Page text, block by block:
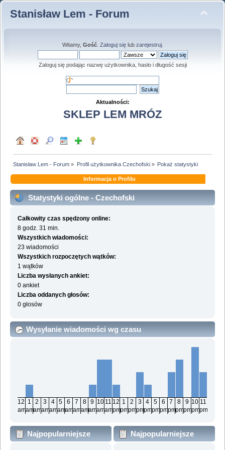
Stanisław Lem - Forum
Witamy, Gość. Zaloguj sięlub zarejestruj.
Zaloguj się podając nazwę użytkownika, hasło i długość sesji
Aktualności:
SKLEP LEM MRÓZ
Stanisław Lem - Forum » Profil użytkownika Czechofski» Pokaż statystyki
Informacja o Profilu
Statystyki ogólne - Czechofski
Całkowity czas spędzony online:
8 godz. 31 min.
Wszystkich wiadomości:
23 wiadomości
Wszystkich rozpoczętych wątków:
1 wątków
Liczba wysłanych ankiet:
0 ankiet
Liczba oddanych głosów:
0 głosów
Wysyłanie wiadomości wg czasu
12
am
1
am
2
am
3
am
4
am
5
am
6
am
7
am
8
am
9
am
10
am
11
am
12
pm
1
pm
2
pm
3
pm
4
pm
5
pm
6
pm
7
pm
8
pm
9
pm
10
pm
11
pm
Najpopularniejsze
Najpopularniejsze